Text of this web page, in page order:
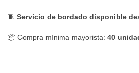
🧵 Servicio de bordado disponible
📦 Compra mínima mayorista: 40